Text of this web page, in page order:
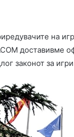
на
доставивме
законот за